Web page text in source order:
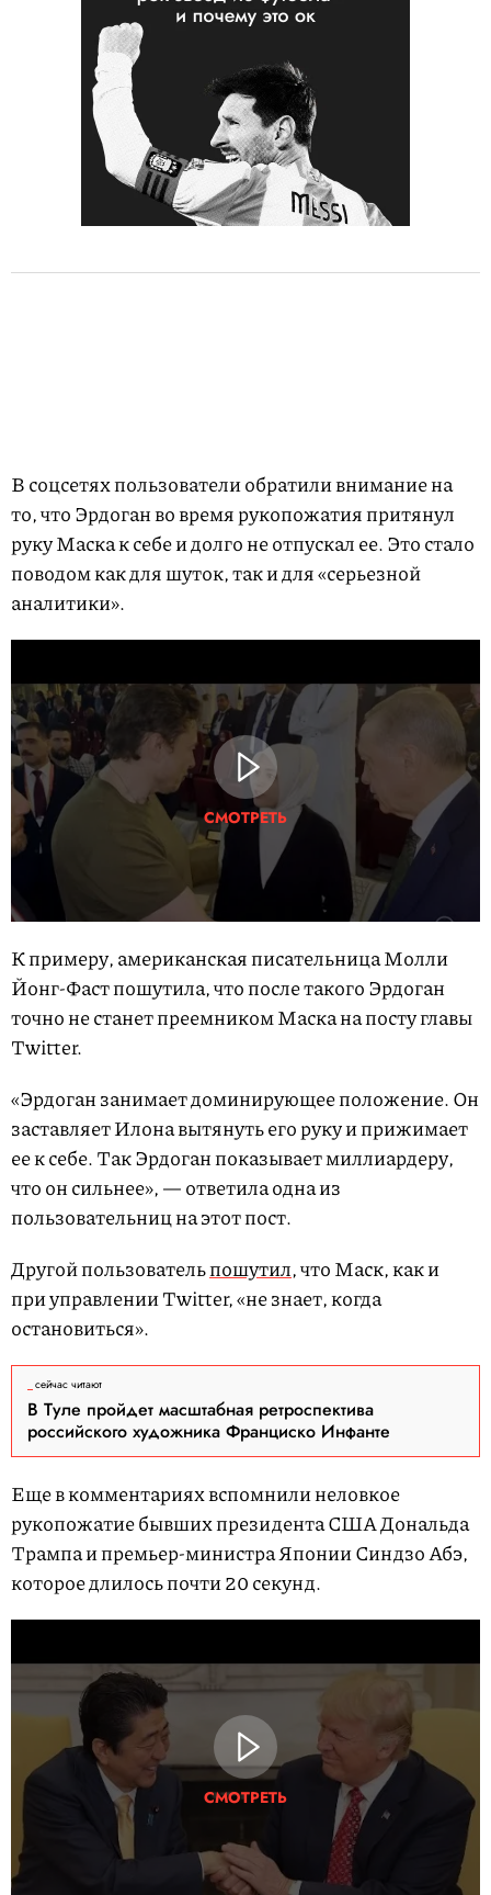
В соцсетях пользователи обратили внимание на
то, что Эрдоган во время рукопожатия притянул
руку Маска к себе и долго не отпускал ее. Это стало
поводом как для шуток, так и для «серьезной
аналитики».
СМОТРЕТЬ
К примеру, американская писательница Молли
Йонг-Фаст пошутила, что после такого Эрдоган
точно не станет преемником Маска на посту главы
Twitter.
«Эрдоган занимает доминирующее положение. Он
заставляет Илона вытянуть его руку и прижимает
ее к себе. Так Эрдоган показывает миллиардеру,
что он сильнее», — ответила одна из
пользовательниц на этот пост.
Другой пользовательпошутил, что Маск, как и
при управлении Twitter, «не знает, когда
остановиться».
сейчас читают
В Туле пройдет масштабная ретроспектива
российского художника Франциско Инфанте
Еще в комментариях вспомнили неловкое
рукопожатие бывших президента США Дональда
Трампа и премьер-министра Японии Синдзо Абэ,
которое длилось почти 20 секунд.
СМОТРЕТЬ